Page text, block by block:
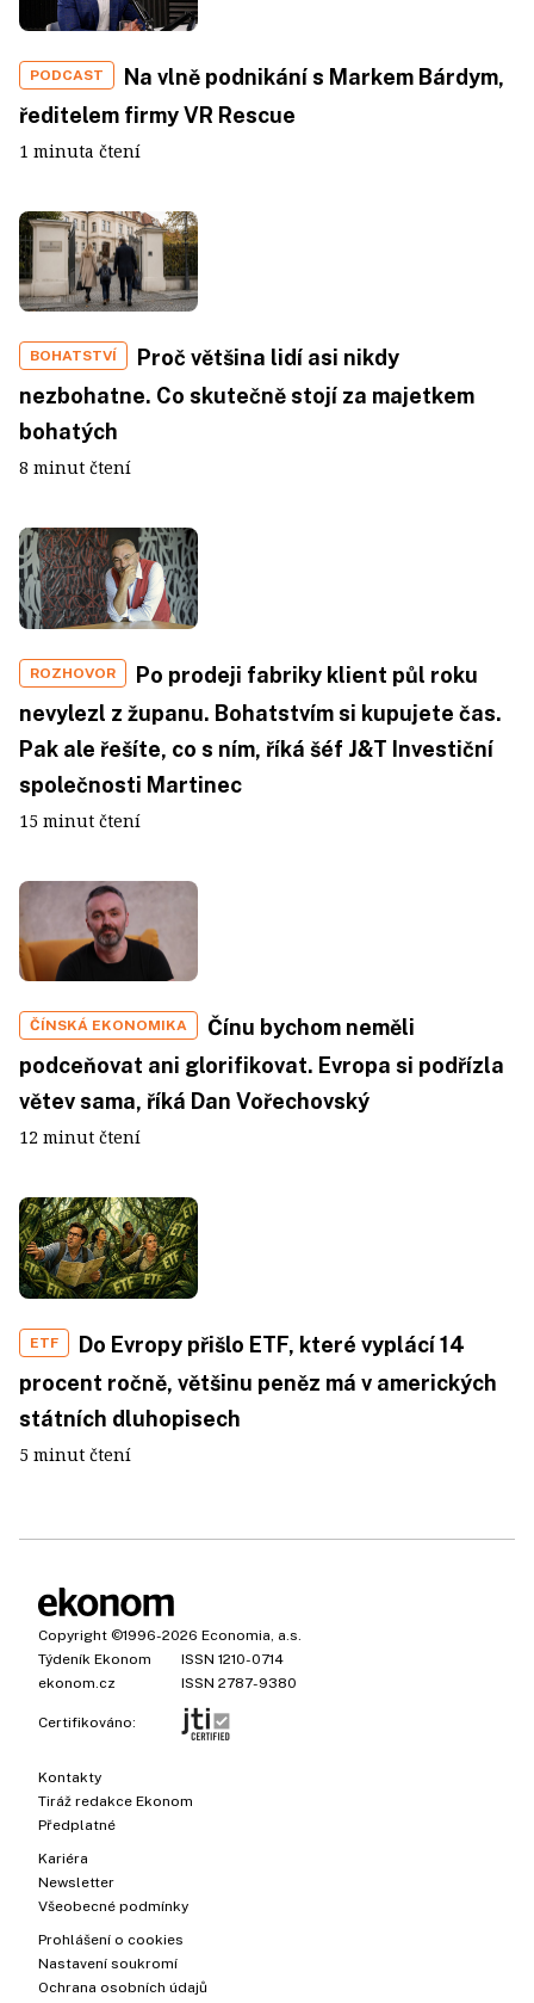
PODCAST
Na vlně podnikání s Markem Bárdym,
ředitelem firmy VR Rescue
1 minuta čtení
BOHATSTVÍ
Proč většina lidí asi nikdy
nezbohatne. Co skutečně stojí za majetkem
bohatých
8 minut čtení
ROZHOVOR
Po prodeji fabriky klient půl roku
nevylezl z županu. Bohatstvím si kupujete čas.
Pak ale řešíte, co s ním, říká šéf J&T Investiční
společnosti Martinec
15 minut čtení
ČÍNSKÁ EKONOMIKA
Čínu bychom neměli
podceňovat ani glorifikovat. Evropa si podřízla
větev sama, říká Dan Vořechovský
12 minut čtení
ETF
Do Evropy přišlo ETF, které vyplácí 14
procent ročně, většinu peněz má v amerických
státních dluhopisech
5 minut čtení
Copyright ©1996-2026 Economia, a.s.
Týdeník Ekonom
ISSN 1210-0714
ekonom.cz
ISSN 2787-9380
Certifikováno:
Kontakty
Tiráž redakce Ekonom
Předplatné
Kariéra
Newsletter
Všeobecné podmínky
Prohlášení o cookies
Nastavení soukromí
Ochrana osobních údajů